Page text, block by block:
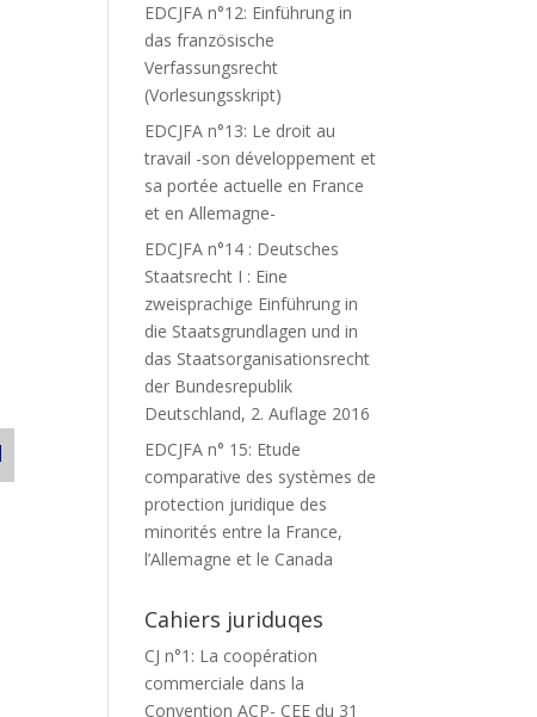
EDCJFA n°12: Einführung in
das französische
Verfassungsrecht
(Vorlesungsskript)
EDCJFA n°13: Le droit au
travail -son développement et
sa portée actuelle en France
et en Allemagne-
EDCJFA n°14 : Deutsches
Staatsrecht I : Eine
zweisprachige Einführung in
die Staatsgrundlagen und in
das Staatsorganisationsrecht
der Bundesrepublik
Deutschland, 2. Auflage 2016
EDCJFA n° 15: Etude
comparative des systèmes de
protection juridique des
minorités entre la France,
l’Allemagne et le Canada
Cahiers juriduqes
CJ n°1: La coopération
commerciale dans la
Convention ACP- CEE du 31